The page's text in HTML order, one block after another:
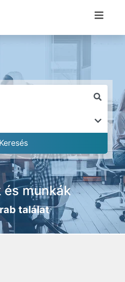
és munkák
találat